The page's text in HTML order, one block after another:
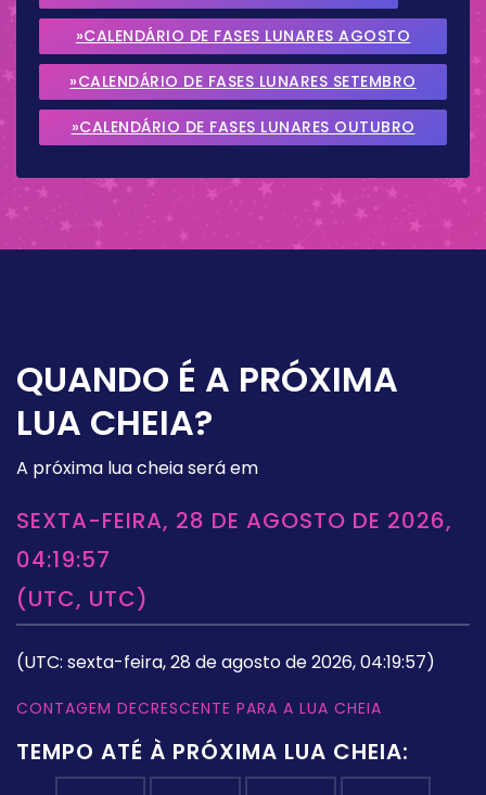
»CALENDÁRIO DE FASES LUNARES AGOSTO
2026
»CALENDÁRIO DE FASES LUNARES SETEMBRO
2026
»CALENDÁRIO DE FASES LUNARES OUTUBRO
QUANDO É A PRÓXIMA
LUA CHEIA?
A próxima lua cheia será em
SEXTA-FEIRA, 28 DE AGOSTO DE 2026,
04:19:57
(UTC, UTC)
(UTC: sexta-feira, 28 de agosto de 2026, 04:19:57)
CONTAGEM DECRESCENTE PARA A LUA CHEIA
TEMPO ATÉ À PRÓXIMA LUA CHEIA: